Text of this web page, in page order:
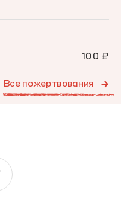
100 ₽
Все пожертвования